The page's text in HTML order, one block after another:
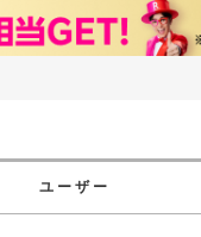
ユーザー